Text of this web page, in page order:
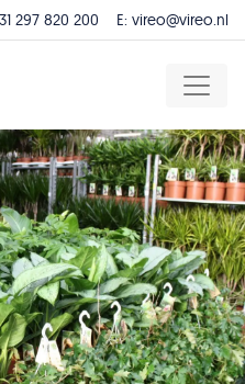
297 820 200 E: vireo@vireo.nl